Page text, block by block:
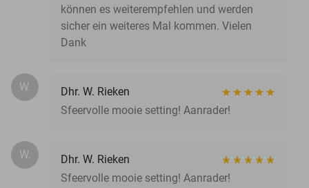
können es weiterempfehlen und werden
sicher ein weiteres Mal kommen. Vielen
Dank
W.
Dhr. W. Rieken
Sfeervolle mooie setting! Aanrader!
W.
Dhr. W. Rieken
Sfeervolle mooie setting! Aanrader!